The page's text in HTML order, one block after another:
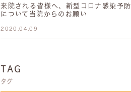
来院される皆様へ、新型コロナ感染予防
について当院からのお願い
2020.04.09
TAG
タグ